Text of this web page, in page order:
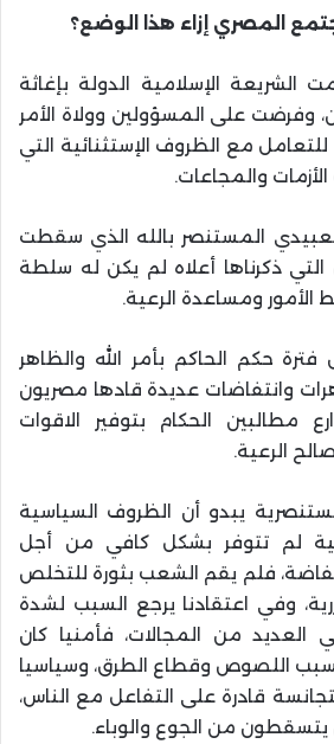
المصري إزاء هذا الوضع؟
الشريعة الإسلامية الدولة بإغاثة
وفرضت على المسؤولين وولاة الأمر
مع الظروف الإستثنائية التي
والمجاعات.
المستنصر بالله الذي سقطت
ذكرناها أعلاه لم يكن له سلطة
ومساعدة الرعية.
فترة حكم الحاكم بأمر الله والظاهر
وانتفاضات عديدة قادها مصريون
مطالبين الحكام بتوفير الاقوات
الرعية.
يبدو أن الظروف السياسية
لم تتوفر بشكل كافي من أجل
فلم يقم الشعب بثورة للتخلص
وفي اعتقادنا يرجع السبب لشدة
العديد من المجالات، فأمنيا كان
اللصوص وقطاع الطرق، وسياسيا
قادرة على التفاعل مع الناس،
يتسقطون من الجوع والوباء.